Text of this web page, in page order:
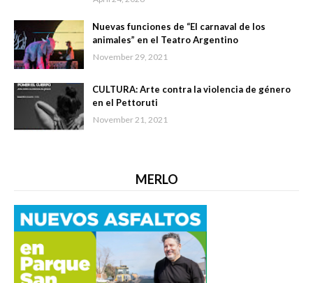
Nuevas funciones de “El carnaval de los
animales” en el Teatro Argentino
November 29, 2021
CULTURA: Arte contra la violencia de género
en el Pettoruti
November 21, 2021
MERLO